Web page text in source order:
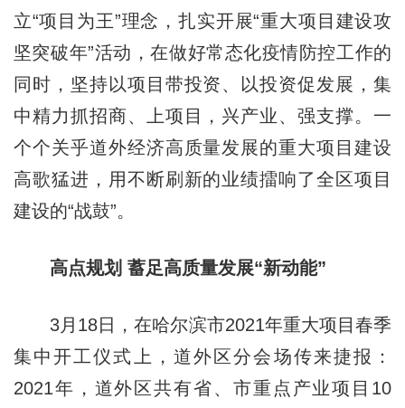
立“项目为王”理念，扎实开展“重大项目建设攻
坚突破年”活动，在做好常态化疫情防控工作的
同时，坚持以项目带投资、以投资促发展，集
中精力抓招商、上项目，兴产业、强支撑。一
个个关乎道外经济高质量发展的重大项目建设
高歌猛进，用不断刷新的业绩擂响了全区项目
建设的“战鼓”。
高点规划 蓄足高质量发展“新动能”
3月18日，在哈尔滨市2021年重大项目春季
集中开工仪式上，道外区分会场传来捷报：
2021年，道外区共有省、市重点产业项目10